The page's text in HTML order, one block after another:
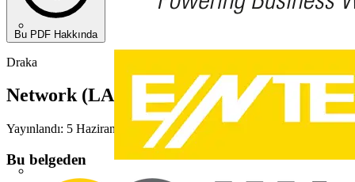
Bu PDF Hakkında
Draka
Network (LAN) Kabloları
Yayınlandı: 5 Haziran 2014 · Kategori: Kataloglar
Bu belgeden